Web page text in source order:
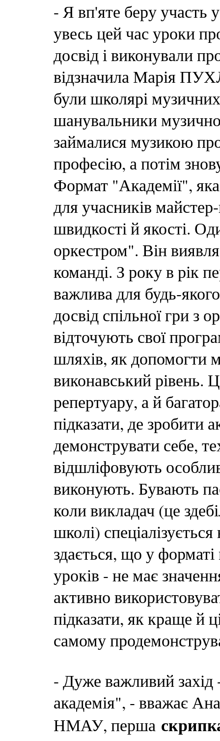
- Я вп'яте беру участь
увесь цей час уроки
досвід і виконували
відзначила Марія
були школярі
шанувальники
займалися музикою
професію, а потім
Формат "Академії",
для учасників
швидкості й якості.
оркестром". Він
команді. З року в рік
важлива для будь-
досвід спільної гри з
відточують свої
шляхів, як допомогти
виконавський рівень.
репертуару, а й
підказати, де зробити
демонструвати себе,
відшліфовують
виконують. Бувають
коли викладач (це
школі)
здається, що у
уроків - не має
активно
підказати, як краще й
самому
- Дуже важливий
академія", - вважає
НМАУ, перша